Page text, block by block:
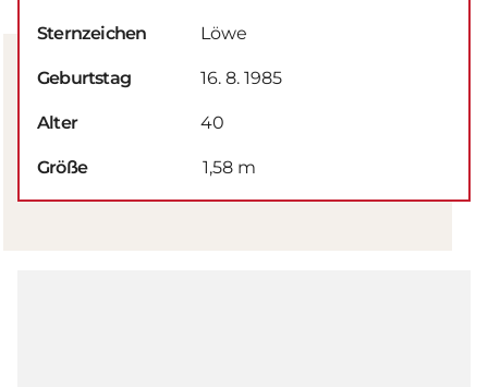
Sternzeichen Löwe
Geburtstag 16. 8. 1985
Alter 40
Größe 1,58 m